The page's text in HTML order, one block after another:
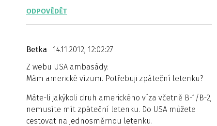
ODPOVĚDĚT
Betka
14.11.2012, 12:02:27
Z webu USA ambasády:
Mám americké vízum. Potřebuji zpáteční letenku?
Máte-li jakýkoli druh amerického víza včetně B-1/B-2,
nemusíte mít zpáteční letenku. Do USA můžete
cestovat na jednosměrnou letenku.